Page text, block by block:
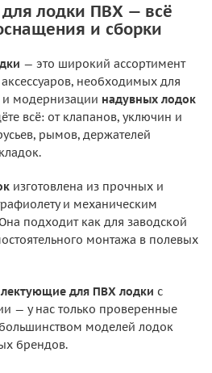
лодки ПВХ — всё
и сборки
— это широкий ассортимент
необходимых для
и модернизации надувных лодок
всё: от клапанов, уключин и
рымов, держателей
изготовлена из прочных и
и механическим
подходит как для заводской
монтажа в полевых
для ПВХ лодки с
— у нас только проверенные
моделей лодок
брендов.